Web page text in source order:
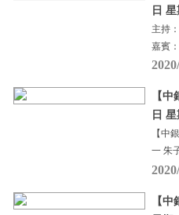
日
主持
嘉賓
【
日
【中
一 朱
【